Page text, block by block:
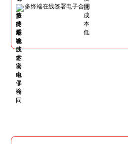
多终端在线签署电子合同